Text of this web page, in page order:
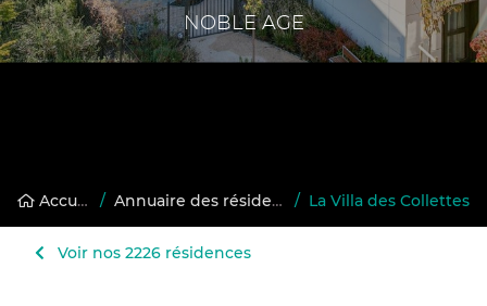
NOBLE AGE
Accueil / Annuaire des résidences gérées / La Villa des Collettes
Voir nos 2226 résidences